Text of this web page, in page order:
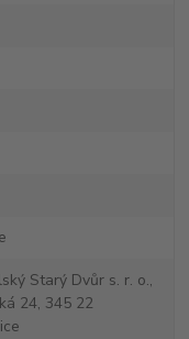
Starý Dvůr s. r. o.,
24, 345 22